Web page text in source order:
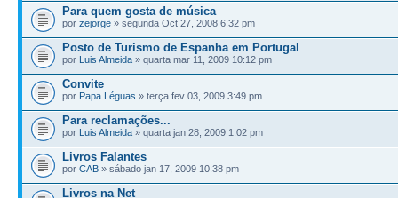
Para quem gosta de música
por zejorge » segunda Oct 27, 2008 6:32 pm
Posto de Turismo de Espanha em Portugal
por Luis Almeida » quarta mar 11, 2009 10:12 pm
Convite
por Papa Léguas » terça fev 03, 2009 3:49 pm
Para reclamações...
por Luis Almeida » quarta jan 28, 2009 1:02 pm
Livros Falantes
por CAB » sábado jan 17, 2009 10:38 pm
Livros na Net